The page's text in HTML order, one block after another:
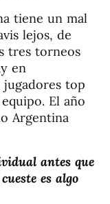
tiene un mal
lejos, de
tres torneos
en
jugadores top
El año
Argentina
antes que
es algo